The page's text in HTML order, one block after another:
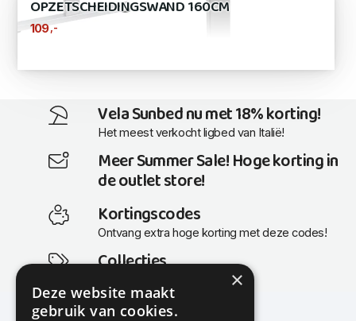
OPZETSCHEIDINGSWAND 160CM
109,-
Vela Sunbed nu met 18% korting!
Het meest verkocht ligbed van Italië!
Meer Summer Sale! Hoge korting in
de outlet store!
Kortingscodes
Ontvang extra hoge korting met deze codes!
Collecties
Actuele en populaire collecties
×
Deze website maakt
gebruik van cookies.